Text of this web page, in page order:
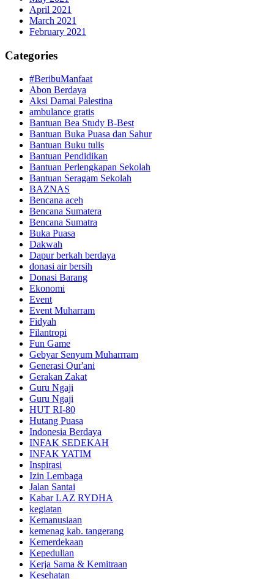
April 2021
March 2021
February 2021
Categories
#BeribuManfaat
Abon Berdaya
Aksi Damai Palestina
ambulance gratis
Bantuan Bea Study B-Best
Bantuan Buka Puasa dan Sahur
Bantuan Buku tulis
Bantuan Pendidikan
Bantuan Perlengkapan Sekolah
Bantuan Seragam Sekolah
BAZNAS
Bencana aceh
Bencana Sumatera
Bencana Sumatra
Buka Puasa
Dakwah
Dapur berkah berdaya
donasi air bersih
Donasi Barang
Ekonomi
Event
Event Muharram
Fidyah
Filantropi
Fun Game
Gebyar Senyum Muharrram
Generasi Qur'ani
Gerakan Zakat
Guru Ngaji
Guru Ngaji
HUT RI-80
Hutang Puasa
Indonesia Berdaya
INFAK SEDEKAH
INFAK YATIM
Inspirasi
Izin Lembaga
Jalan Santai
Kabar LAZ RYDHA
kegiatan
Kemanusiaan
kemenag kab. tangerang
Kemerdekaan
Kepedulian
Kerja Sama & Kemitraan
Kesehatan